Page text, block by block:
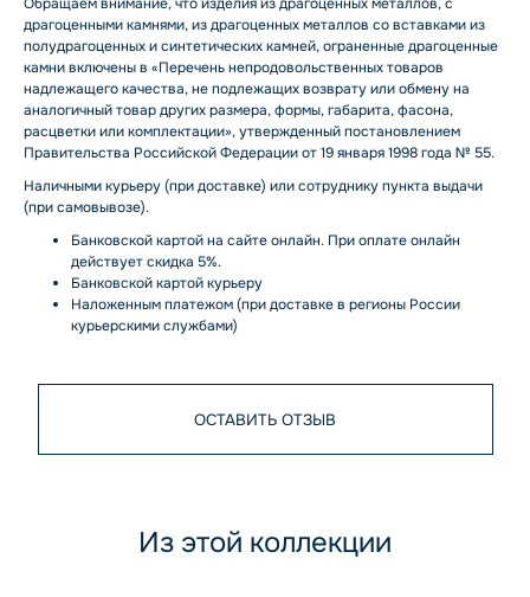
Обращаем внимание, что изделия из драгоценных металлов, с
драгоценными камнями, из драгоценных металлов со вставками из
полудрагоценных и синтетических камней, ограненные драгоценные
камни включены в «Перечень непродовольственных товаров
надлежащего качества, не подлежащих возврату или обмену на
аналогичный товар других размера, формы, габарита, фасона,
расцветки или комплектации», утвержденный постановлением
Правительства Российской Федерации от 19 января 1998 года № 55.
Наличными курьеру (при доставке) или сотруднику пункта выдачи
(при самовывозе).
Банковской картой на сайте онлайн. При оплате онлайн
действует скидка 5%.
Банковской картой курьеру
Наложенным платежом (при доставке в регионы России
курьерскими службами)
ОСТАВИТЬ ОТЗЫВ
Из этой коллекции